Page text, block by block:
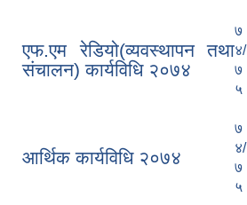
एफ.एम रेडियो(व्यवस्थापन तथा
संचालन) कार्यविधि २०७४
७
४/
७
५
आर्थिक कार्यविधि २०७४
७
४/
७
५